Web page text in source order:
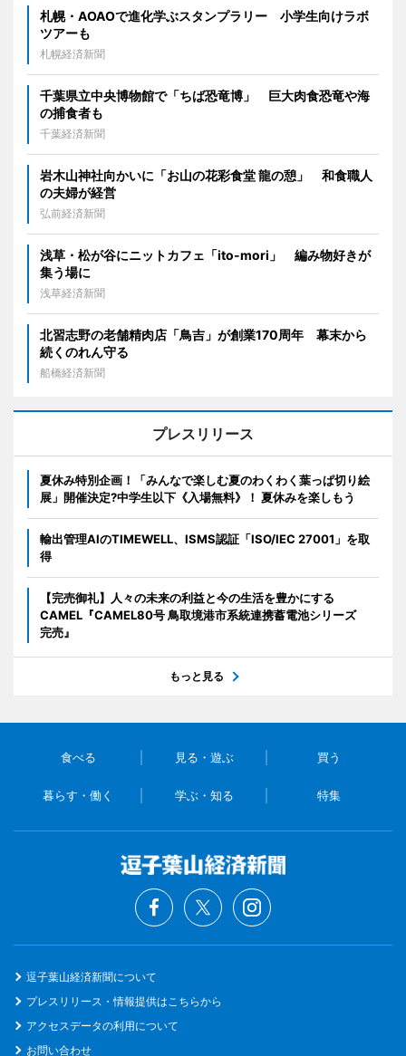
札幌・AOAOで進化学ぶスタンプラリー 小学生向けラボ
ツアーも
札幌経済新聞
千葉県立中央博物館で「ちば恐竜博」 巨大肉食恐竜や海
の捕食者も
千葉経済新聞
岩木山神社向かいに「お山の花彩食堂 龍の憩」 和食職人
の夫婦が経営
弘前経済新聞
浅草・松が谷にニットカフェ「ito-mori」 編み物好きが
集う場に
浅草経済新聞
北習志野の老舗精肉店「鳥吉」が創業170周年 幕末から
続くのれん守る
船橋経済新聞
プレスリリース
夏休み特別企画！「みんなで楽しむ夏のわくわく葉っぱ切り絵
展」開催決定?中学生以下《入場無料》！ 夏休みを楽しもう
輸出管理AIのTIMEWELL、ISMS認証「ISO/IEC 27001」を取
得
【完売御礼】人々の未来の利益と今の生活を豊かにする
CAMEL『CAMEL80号 鳥取境港市系統連携蓄電池シリーズ
完売』
もっと見る
食べる 見る・遊ぶ 買う
暮らす・働く 学ぶ・知る 特集
逗子葉山経済新聞について
プレスリリース・情報提供はこちらから
アクセスデータの利用について
お問い合わせ